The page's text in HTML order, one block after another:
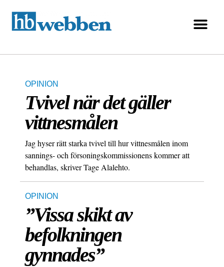
OPINION
Tvivel när det gäller
vittnesmålen
Jag hyser rätt starka tvivel till hur vittnesmålen inom
sannings- och försoningskommissionens kommer att
behandlas, skriver Tage Alalehto.
OPINION
”Vissa skikt av
befolkningen
gynnades”